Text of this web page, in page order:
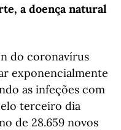
a doença natural
do coronavírus
exponencialmente
as infeções com
terceiro dia
de 28.659 novos